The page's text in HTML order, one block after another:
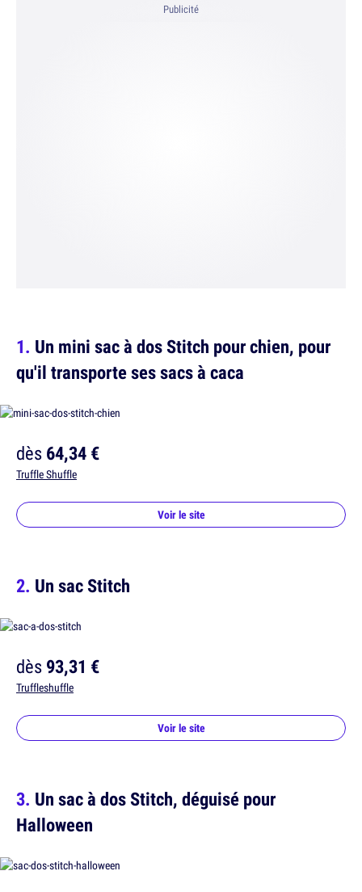
Publicité
Un mini sac à dos Stitch pour chien, pour
qu'il transporte ses sacs à caca
dès64,34 €
Truffle Shuffle
Voir le site
Un sac Stitch
dès93,31 €
Truffleshuffle
Voir le site
Un sac à dos Stitch, déguisé pour
Halloween